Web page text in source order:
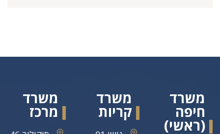
משרד
חיפה
(ראשי)
משרד
קריות
משרד
מרכז